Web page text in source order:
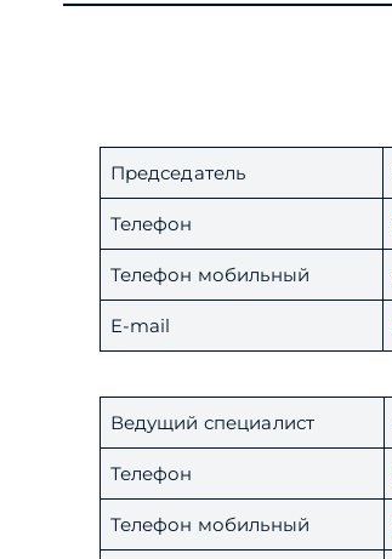
Председатель
Телефон
Телефон мобильный
E-mail
Ведущий специалист
Телефон
Телефон мобильный